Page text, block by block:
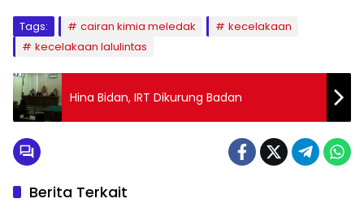
Tags: cairan kimia meledak
kecelakaan
kecelakaan lalulintas
Hina Bidan, IRT Dikurung Badan
Berita Terkait